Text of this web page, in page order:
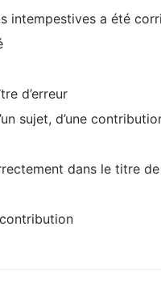
intempestives a été
d’erreur
sujet, d’une
dans le titre